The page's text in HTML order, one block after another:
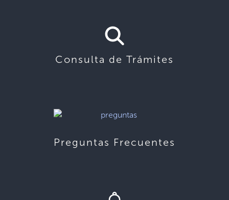
Consulta de Trámites
Preguntas Frecuentes